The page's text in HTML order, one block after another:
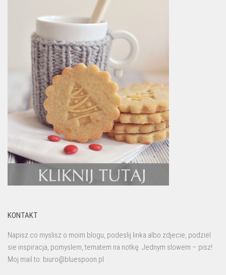
KONTAKT
Napisz co myslisz o moim blogu, podeslij linka albo zdjecie, podziel
sie inspiracja, pomyslem, tematem na notkę. Jednym slowem – pisz!
Moj mail to: biuro@bluespoon.pl